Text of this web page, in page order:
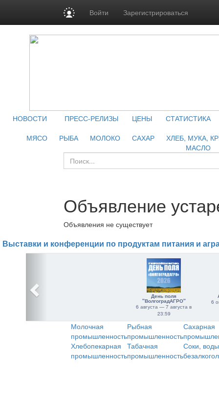
Войти Зарегистрироваться
НОВОСТИ ПРЕСС-РЕЛИЗЫ ЦЕНЫ
СТАТИСТИКА
МЯСО
РЫБА МОЛОКО САХАР
ХЛЕБ, МУКА,
МАСЛО
Объявление
Объявления не существует
Выставки и конференции по продуктам питания и
День поля
"ВолгоградАГРО"
6 августа — 7 августа в
23:59
6
Молочная
промышленность
Рыбная
промышленность
Сахарная
Хлебопекарная
промышленность
Табачная
промышленность
Соки,